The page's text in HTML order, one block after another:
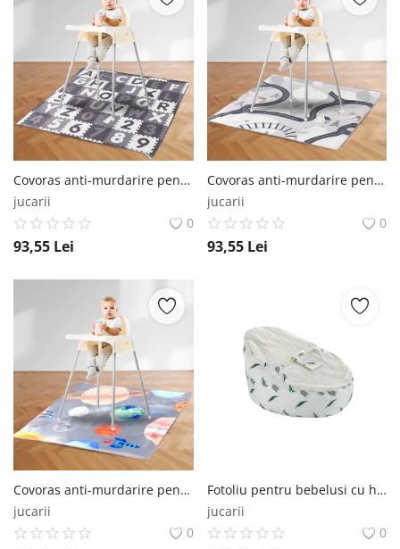
Covoras anti-murdarire pentru scaunul de masa bebe, impermeabil, lavabil, antiderapant, Litere si Cifre Empria®
jucarii
0
93,55 Lei
Covoras anti-murdarire pentru scaunul de masa bebe, impermeabil, lavabil, antiderapant, Oras Empria®
jucarii
0
93,55 Lei
Covoras anti-murdarire pentru scaunul de masa bebe, impermeabil, lavabil, antiderapant, Diverse modele Empria®
jucarii
0
Fotoliu pentru bebelusi cu ham de siguranta Baby Bean Bed, Alb BabyJem
jucarii
0